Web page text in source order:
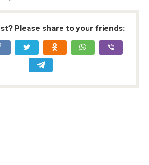
Please share to your friends: